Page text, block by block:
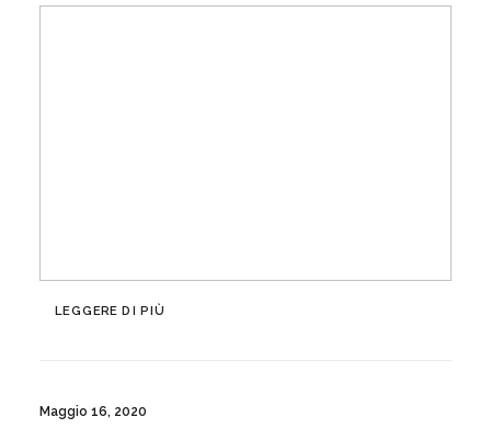
LEGGERE DI PIÙ
Maggio 16, 2020